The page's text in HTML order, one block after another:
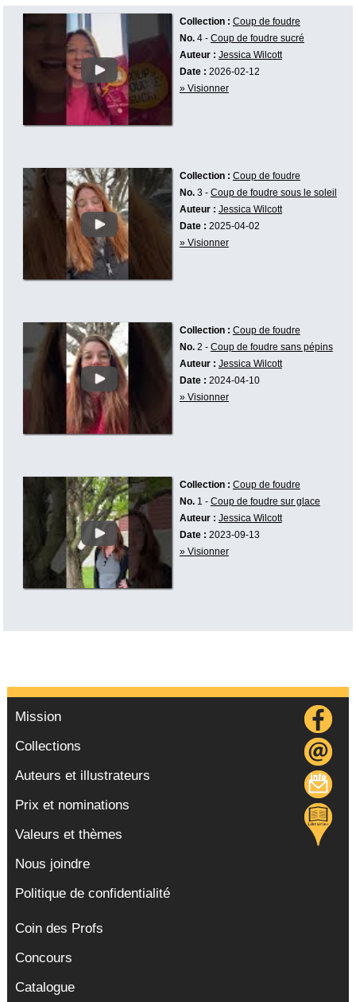
Collection : Coup de foudre
No.4 - Coup de foudre sucré
Auteur : Jessica Wilcott
Date : 2026-02-12
» Visionner
Collection : Coup de foudre
No.3 - Coup de foudre sous le soleil
Auteur : Jessica Wilcott
Date : 2025-04-02
» Visionner
Collection : Coup de foudre
No.2 - Coup de foudre sans pépins
Auteur : Jessica Wilcott
Date : 2024-04-10
» Visionner
Collection : Coup de foudre
No.1 - Coup de foudre sur glace
Auteur : Jessica Wilcott
Date : 2023-09-13
» Visionner
Mission
Collections
Auteurs et illustrateurs
Prix et nominations
Valeurs et thèmes
Nous joindre
Politique de confidentialité
Coin des Profs
Concours
Catalogue